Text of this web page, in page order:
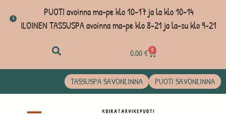
PUOTI avoinna ma-pe klo 10-17 ja la klo 10-14
ILOINEN TASSUSPA avoinna ma-pe klo 8-21 ja la-su klo 9-21
0,00€ 0
TASSUSPA SAVONLINNA PUOTI SAVONLINNA